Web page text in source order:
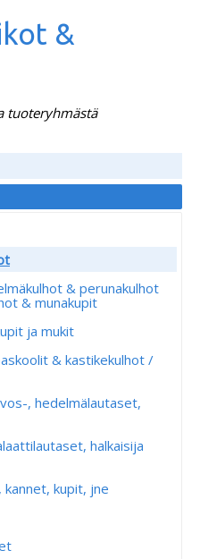
&
tuoteryhmästä
& perunakulhot
& munakupit
ja mukit
& kastikekulhot /
, hedelmälautaset,
halkaisija
kupit, jne